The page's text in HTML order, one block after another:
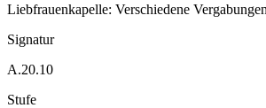
Liebfrauenkapelle: Verschiedene Vergabungen
Signatur
A.20.10
Stufe